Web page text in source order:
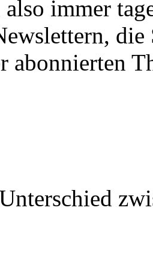
also immer
abonnierten